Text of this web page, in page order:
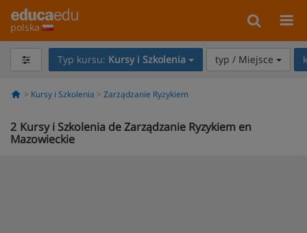
polska
Typ kursu: Kursy i Szkolenia typ / Miejsce
Kursy i Szkolenia Zarządzanie Ryzykiem
2 Kursy i Szkolenia de Zarządzanie Ryzykiem en
Mazowieckie